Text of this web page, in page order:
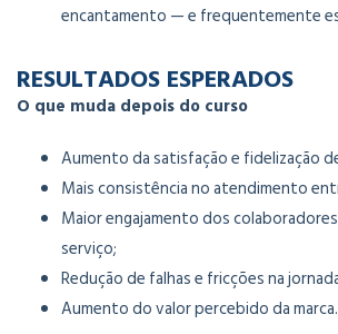
encantamento — e frequentemente
RESULTADOS ESPERADOS
O que muda depois do curso
Aumento da satisfação e fidelização
Mais consistência no atendimento
Maior engajamento dos
serviço;
Redução de falhas e fricções na
Aumento do valor percebido da marca.